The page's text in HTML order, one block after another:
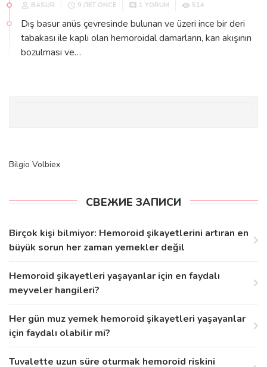
BASUR 9 ЛЕТ ÖNCE 1 YORUM 514
Dış basur anüs çevresinde bulunan ve üzeri ince bir deri
tabakası ile kaplı olan hemoroidal damarların, kan akışının
bozulması ve…
Bilgio Volbiex
СВЕЖИЕ ЗАПИСИ
Birçok kişi bilmiyor: Hemoroid şikayetlerini artıran en
büyük sorun her zaman yemekler değil
Hemoroid şikayetleri yaşayanlar için en faydalı
meyveler hangileri?
Her gün muz yemek hemoroid şikayetleri yaşayanlar
için faydalı olabilir mi?
Tuvalette uzun süre oturmak hemoroid riskini